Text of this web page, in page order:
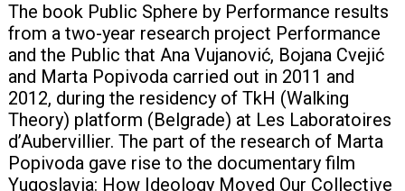
The book Public Sphere by Performance results
from a two-year research project Performance
and the Public that Ana Vujanović, Bojana Cvejić
and Marta Popivoda carried out in 2011 and
2012, during the residency of TkH (Walking
Theory) platform (Belgrade) at Les Laboratoires
d’Aubervillier. The part of the research of Marta
Popivoda gave rise to the documentary film
Yugoslavia: How Ideology Moved Our Collective